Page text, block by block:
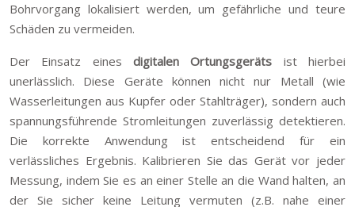
Bohrvorgang lokalisiert werden, um gefährliche und teure
Schäden zu vermeiden.
Der Einsatz eines digitalen Ortungsgeräts ist hierbei
unerlässlich. Diese Geräte können nicht nur Metall (wie
Wasserleitungen aus Kupfer oder Stahlträger), sondern auch
spannungsführende Stromleitungen zuverlässig detektieren.
Die korrekte Anwendung ist entscheidend für ein
verlässliches Ergebnis. Kalibrieren Sie das Gerät vor jeder
Messung, indem Sie es an einer Stelle an die Wand halten, an
der Sie sicher keine Leitung vermuten (z.B. nahe einer